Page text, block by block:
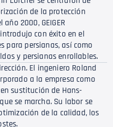
de la protección
2000, GEIGER
con éxito en el
para persianas, así como
y persianas enrollables.
El ingeniero Roland
a la empresa como
sustitución de Hans-
se marcha. Su labor se
de la calidad, los